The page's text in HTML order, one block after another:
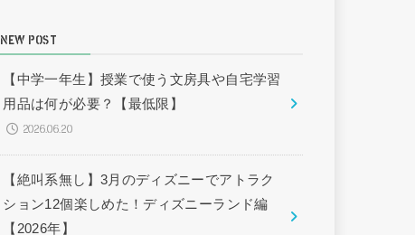
NEW POST
【中学一年生】授業で使う文房具や自宅学習
用品は何が必要？【最低限】
2026.06.20
【絶叫系無し】3月のディズニーでアトラク
ション12個楽しめた！ディズニーランド編
【2026年】